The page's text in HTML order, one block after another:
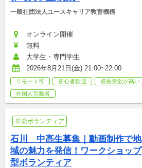
一般社団法人ユースキャリア教育機構
オンライン開催
無料
大学生・専門学生
2026年8月21日(金) 21:00~22:00
リモート可 初心者歓迎 成長意欲が高い
外国人労働者
単発ボランティア
石川　中高生募集｜動画制作で地
域の魅力を発信！ワークショップ
型ボランティア